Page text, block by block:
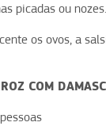
picadas ou nozes.
os ovos, a
COM